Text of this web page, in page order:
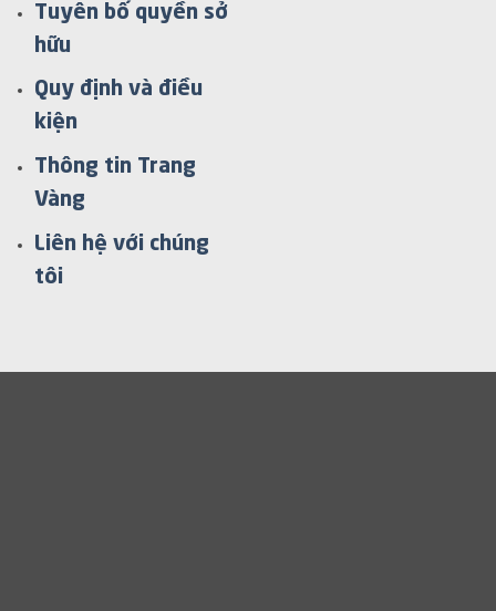
Tuyên bố quyền sở
hữu
Quy định và điều
kiện
Thông tin Trang
Vàng
Liên hệ với chúng
tôi